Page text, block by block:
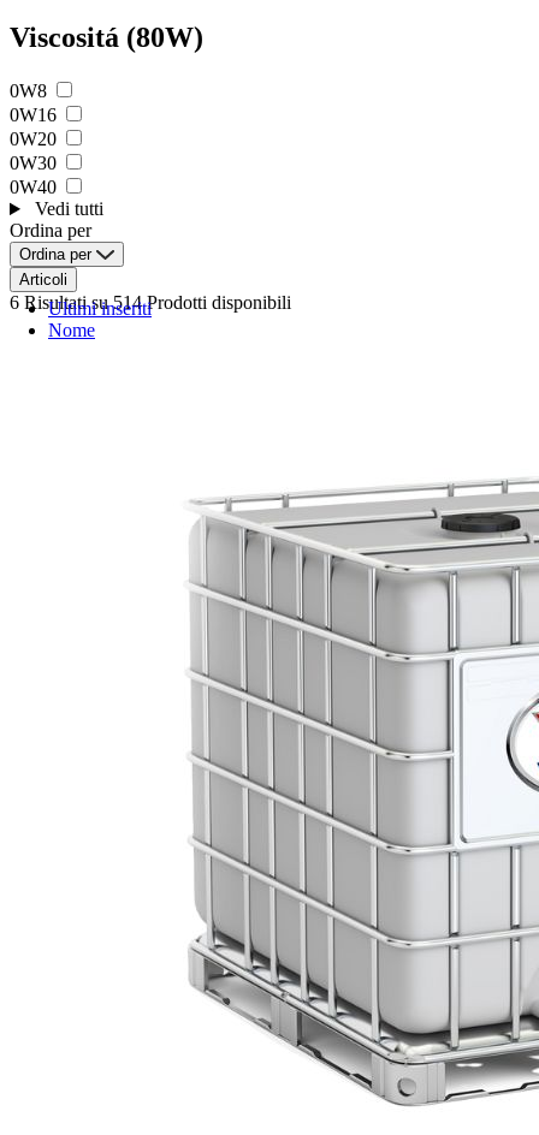
Viscositá (80W)
0W8
0W16
0W20
0W30
0W40
Vedi tutti
Ordina per
Ordina per
Ultimi inseriti
Nome
Articoli
6 Risultatisu 514 Prodotti disponibili